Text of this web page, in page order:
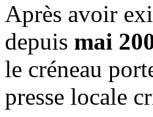
Après avoir
depuis mai
le créneau
presse locale